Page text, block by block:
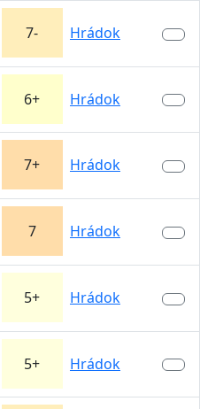
7- Hrádok
6+ Hrádok
7+ Hrádok
7 Hrádok
5+ Hrádok
5+ Hrádok